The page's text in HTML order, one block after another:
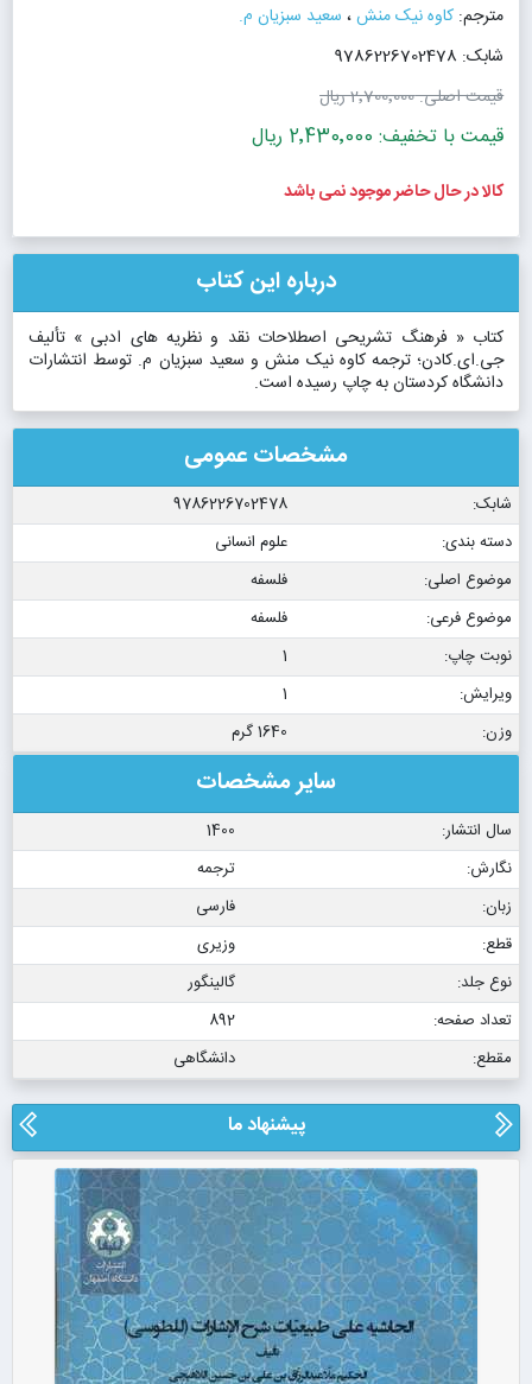
مترجم: کاوه نیک منش، سعید سبزیان م.
شابک: 9786226702478
قیمت اصلی:2٬700٬000 ریال
قیمت با تخفیف: 2٬430٬000 ریال
کالا در حال حاضر موجود نمی باشد
درباره این کتاب
کتاب « فرهنگ تشریحی اصطلاحات نقد و نظریه های ادبی » تألیف
جی.ای.کادن؛ ترجمه کاوه نیک منش و سعید سبزیان م. توسط انتشارات
دانشگاه کردستان به چاپ رسیده است.
مشخصات عمومی
شابک:
9786226702478
دسته بندی:
علوم انسانی
موضوع اصلی:
فلسفه
موضوع فرعی:
فلسفه
نوبت چاپ:
1
ویرایش:
1
وزن:
1640 گرم
سایر مشخصات
سال انتشار:
1400
نگارش:
ترجمه
زبان:
فارسی
قطع:
وزیری
نوع جلد:
گالینگور
تعداد صفحه:
892
مقطع:
دانشگاهی
پیشنهاد ما